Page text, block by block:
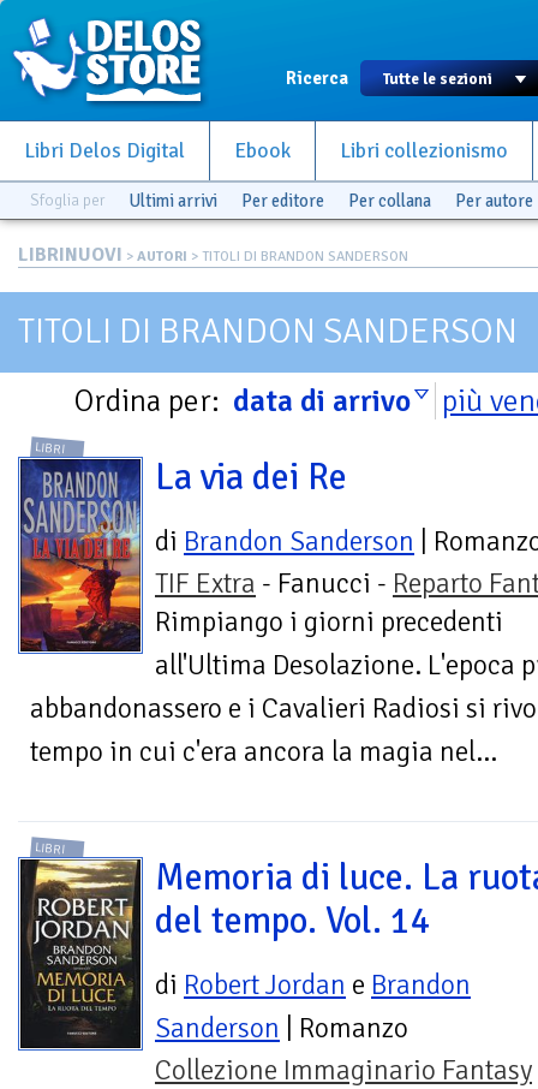
Ricerca
Libri Delos Digital Ebook Libri collezionismo
Sfoglia per Ultimi arrivi Per editore Per collana Per autore
LIBRINUOVI > AUTORI > TITOLI DI BRANDON SANDERSON
TITOLI DI BRANDON SANDERSON
Ordina per: data di arrivo più
LIBRI
La via dei Re
di Brandon Sanderson |
TIF Extra - Fanucci - Reparto
Rimpiango i giorni precedenti
all'Ultima Desolazione. L'epoca
abbandonassero e i Cavalieri Radiosi si
tempo in cui c'era ancora la magia nel...
LIBRI
Memoria di luce. La
del tempo. Vol. 14
di Robert Jordan e Brandon
Sanderson | Romanzo
Collezione Immaginario Fantasy